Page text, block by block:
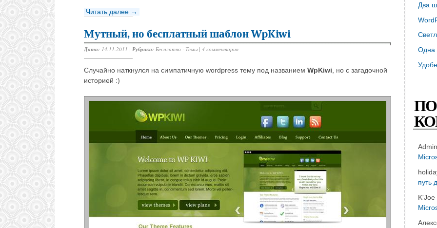
Читать далее →
Мутный, но бесплатный шаблон WpKiwi
Дата: 14.11.2011 | Рубрика: Бесплатно · Темы | 4 комментария
Случайно наткнулся на симпатичную wordpress тему под названием WpKiwi, но с загадочной
историей :)
Два
Одна
Admin
путь
K'Joe